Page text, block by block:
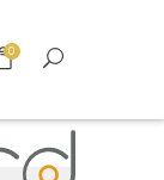
0